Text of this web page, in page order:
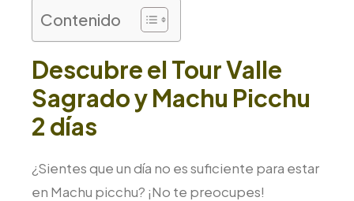
Contenido
Descubre el Tour Valle
Sagrado y Machu Picchu
2 días
¿Sientes que un día no es suficiente para estar
en Machu picchu? ¡No te preocupes!